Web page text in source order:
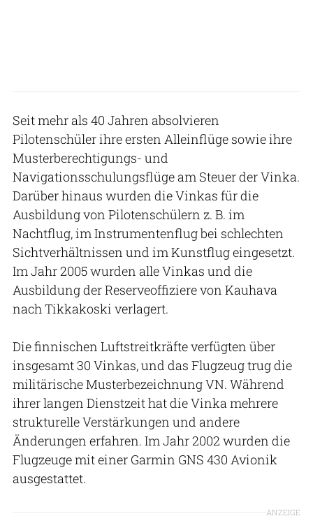
Seit mehr als 40 Jahren absolvieren
Pilotenschüler ihre ersten Alleinflüge sowie ihre
Musterberechtigungs- und
Navigationsschulungsflüge am Steuer der Vinka.
Darüber hinaus wurden die Vinkas für die
Ausbildung von Pilotenschülern z. B. im
Nachtflug, im Instrumentenflug bei schlechten
Sichtverhältnissen und im Kunstflug eingesetzt.
Im Jahr 2005 wurden alle Vinkas und die
Ausbildung der Reserveoffiziere von Kauhava
nach Tikkakoski verlagert.
Die finnischen Luftstreitkräfte verfügten über
insgesamt 30 Vinkas, und das Flugzeug trug die
militärische Musterbezeichnung VN. Während
ihrer langen Dienstzeit hat die Vinka mehrere
strukturelle Verstärkungen und andere
Änderungen erfahren. Im Jahr 2002 wurden die
Flugzeuge mit einer Garmin GNS 430 Avionik
ausgestattet.
ANZEIGE